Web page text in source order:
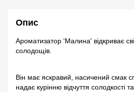
Опис
Ароматизатор 'Малина' відкриває
солодощів.
Він має яскравий, насичений смак
надає курінню відчуття солодкості